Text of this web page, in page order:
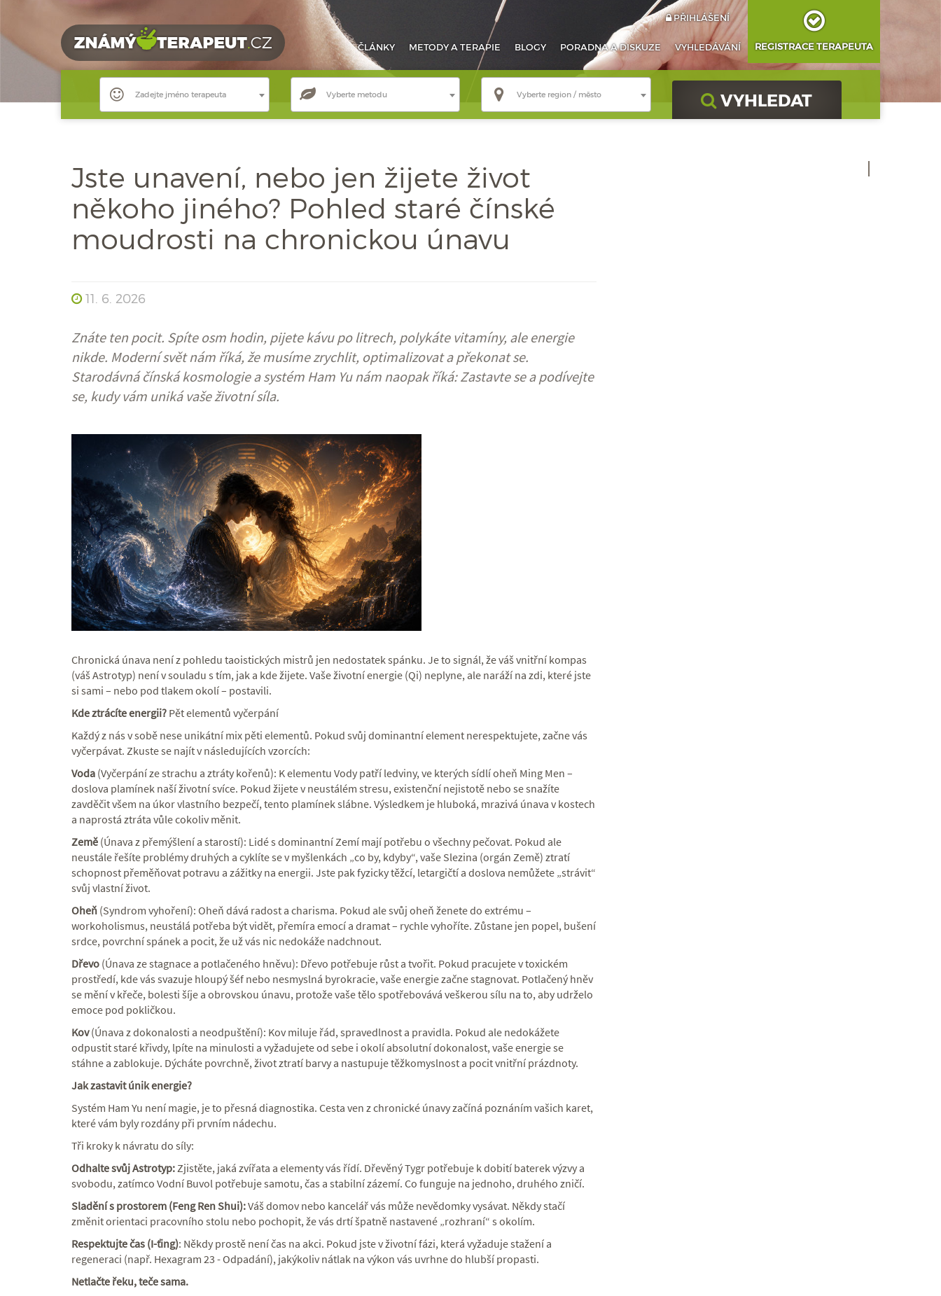
ČLÁNKY METODYA TERAPIE BLOGY PORADNAA DISKUZE VYHLEDÁVÁNÍ
PŘIHLÁŠENÍ
REGISTRACE TERAPEUTA
Zadejte jméno terapeuta Vyberte metodu Vyberte region / město VYHLEDAT
Jste unavení, nebo jen žijete život
někoho jiného? Pohled staré čínské
moudrosti na chronickou únavu
11. 6. 2026
Znáte ten pocit. Spíte osm hodin, pijete kávu po litrech, polykáte vitamíny, ale energie
nikde. Moderní svět nám říká, že musíme zrychlit, optimalizovat a překonat se.
Starodávná čínská kosmologie a systém Ham Yu nám naopak říká: Zastavte se a podívejte
se, kudy vám uniká vaše životní síla.
Chronická únava není z pohledu taoistických mistrů jen nedostatek spánku. Je to signál, že váš vnitřní kompas
(váš Astrotyp) není v souladu s tím, jak a kde žijete. Vaše životní energie (Qi) neplyne, ale naráží na zdi, které jste
si sami – nebo pod tlakem okolí – postavili.
Kde ztrácíte energii? Pět elementů vyčerpání
Každý z nás v sobě nese unikátní mix pěti elementů. Pokud svůj dominantní element nerespektujete, začne vás
vyčerpávat. Zkuste se najít v následujících vzorcích:
Voda (Vyčerpání ze strachu a ztráty kořenů): K elementu Vody patří ledviny, ve kterých sídlí oheň Ming Men –
doslova plamínek naší životní svíce. Pokud žijete v neustálém stresu, existenční nejistotě nebo se snažíte
zavděčit všem na úkor vlastního bezpečí, tento plamínek slábne. Výsledkem je hluboká, mrazivá únava v kostech
a naprostá ztráta vůle cokoliv měnit.
Země (Únava z přemýšlení a starostí): Lidé s dominantní Zemí mají potřebu o všechny pečovat. Pokud ale
neustále řešíte problémy druhých a cyklíte se v myšlenkách „co by, kdyby“, vaše Slezina (orgán Země) ztratí
schopnost přeměňovat potravu a zážitky na energii. Jste pak fyzicky těžcí, letargičtí a doslova nemůžete „strávit“
svůj vlastní život.
Oheň (Syndrom vyhoření): Oheň dává radost a charisma. Pokud ale svůj oheň ženete do extrému –
workoholismus, neustálá potřeba být vidět, přemíra emocí a dramat – rychle vyhoříte. Zůstane jen popel, bušení
srdce, povrchní spánek a pocit, že už vás nic nedokáže nadchnout.
Dřevo (Únava ze stagnace a potlačeného hněvu): Dřevo potřebuje růst a tvořit. Pokud pracujete v toxickém
prostředí, kde vás svazuje hloupý šéf nebo nesmyslná byrokracie, vaše energie začne stagnovat. Potlačený hněv
se mění v křeče, bolesti šíje a obrovskou únavu, protože vaše tělo spotřebovává veškerou sílu na to, aby udrželo
emoce pod pokličkou.
Kov(Únava z dokonalosti a neodpuštění): Kov miluje řád, spravedlnost a pravidla. Pokud ale nedokážete
odpustit staré křivdy, lpíte na minulosti a vyžadujete od sebe i okolí absolutní dokonalost, vaše energie se
stáhne a zablokuje. Dýcháte povrchně, život ztratí barvy a nastupuje těžkomyslnost a pocit vnitřní prázdnoty.
Jak zastavit únik energie?
Systém Ham Yu není magie, je to přesná diagnostika. Cesta ven z chronické únavy začíná poznáním vašich karet,
které vám byly rozdány při prvním nádechu.
Tři kroky k návratu do síly:
Odhalte svůj Astrotyp:Zjistěte, jaká zvířata a elementy vás řídí. Dřevěný Tygr potřebuje k dobití baterek výzvy a
svobodu, zatímco Vodní Buvol potřebuje samotu, čas a stabilní zázemí. Co funguje na jednoho, druhého zničí.
Sladění s prostorem (Feng Ren Shui):Váš domov nebo kancelář vás může nevědomky vysávat. Někdy stačí
změnit orientaci pracovního stolu nebo pochopit, že vás drtí špatně nastavené „rozhraní“ s okolím.
Respektujte čas (I-ťing): Někdy prostě není čas na akci. Pokud jste v životní fázi, která vyžaduje stažení a
regeneraci (např. Hexagram 23 - Odpadání), jakýkoliv nátlak na výkon vás uvrhne do hlubší propasti.
Netlačte řeku, teče sama.